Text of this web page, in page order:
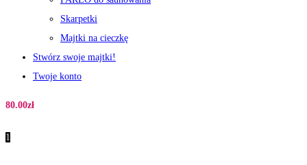
Skarpetki
Majtki na cieczkę
Stwórz swoje majtki!
Twoje konto
80.00zł
1